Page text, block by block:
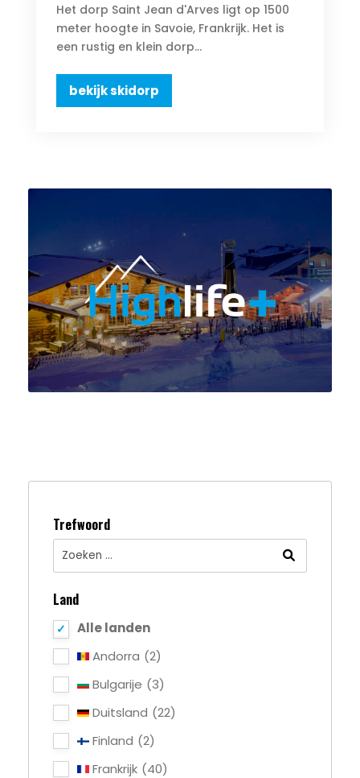
Het dorp Saint Jean d'Arves ligt op 1500
meter hoogte in Savoie, Frankrijk. Het is
een rustig en klein dorp...
bekijk skidorp
Trefwoord
Land
Alle landen
Andorra (2)
Bulgarije (3)
Duitsland (22)
Finland (2)
Frankrijk (40)